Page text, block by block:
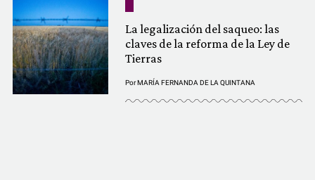
La legalización del saqueo: las
claves de la reforma de la Ley de
Tierras
PorMARÍA FERNANDA DE LA QUINTANA